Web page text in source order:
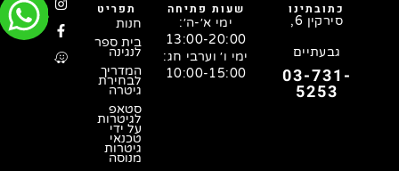
כתובתינו
סירקין 6,
גבעתיים
03-731-
5253
שעות פתיחה
ימי א׳-ה׳:
13:00-20:00
ימי ו׳ וערבי חג:
10:00-15:00
תפריט
חנות
בית ספר
לנגינה
המדריך
לבחירת
גיטרה
סטאפ
לגיטרות
על ידי
טכנאי
גיטרות
מנוסה